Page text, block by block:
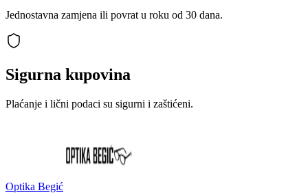
Jednostavna zamjena ili povrat u roku od 30 dana.
Sigurna kupovina
Plaćanje i lični podaci su sigurni i zaštićeni.
Optika Begić